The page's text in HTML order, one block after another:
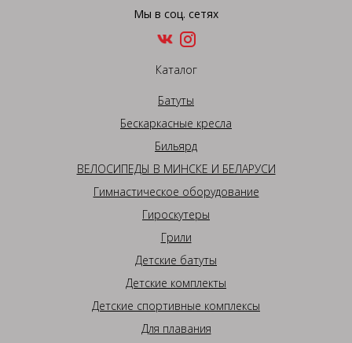
Мы в соц. сетях
Каталог
Батуты
Бескаркасные кресла
Бильярд
ВЕЛОСИПЕДЫ В МИНСКЕ И БЕЛАРУСИ
Гимнастическое оборудование
Гироскутеры
Грили
Детские батуты
Детские комплекты
Детские спортивные комплексы
Для плавания